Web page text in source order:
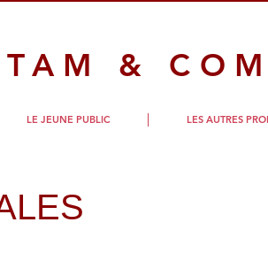
&
LE JEUNE PUBLIC LES AUTRES